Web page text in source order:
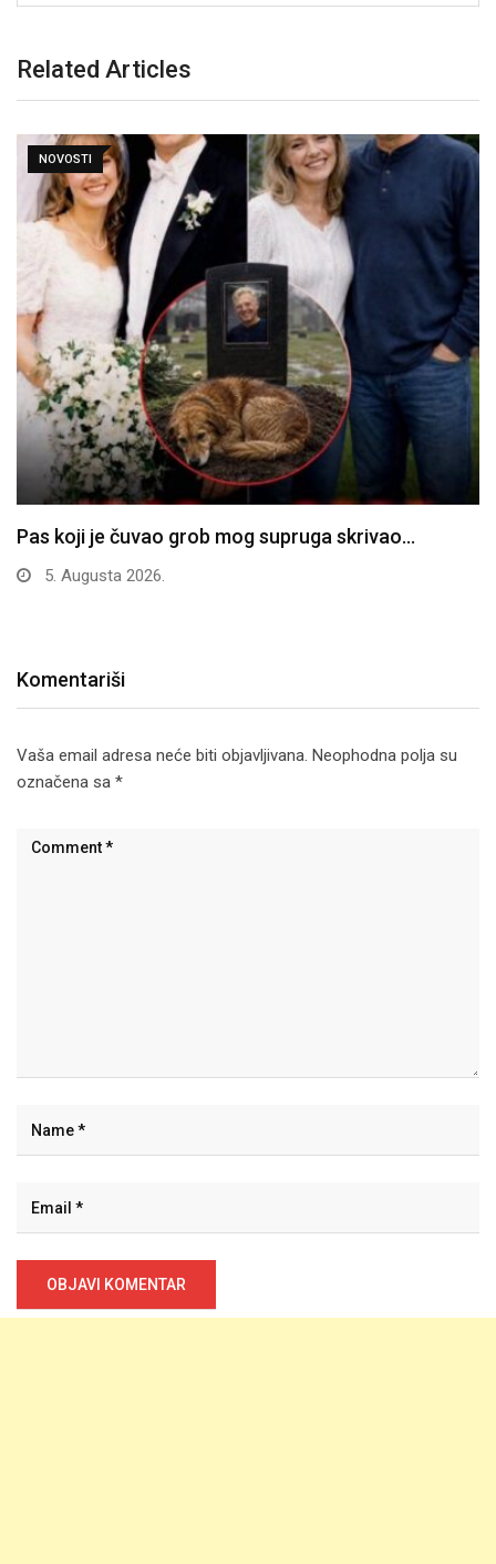
Related Articles
NOVOSTI
Pas koji je čuvao grob mog supruga skrivao…
5. Augusta 2026.
Komentariši
Vaša email adresa neće biti objavljivana. Neophodna polja su
označena sa *